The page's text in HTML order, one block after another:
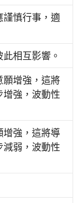
謹慎行事，適
相互影響。
願增強，這將
強，波動性
增強，這將導
弱，波動性